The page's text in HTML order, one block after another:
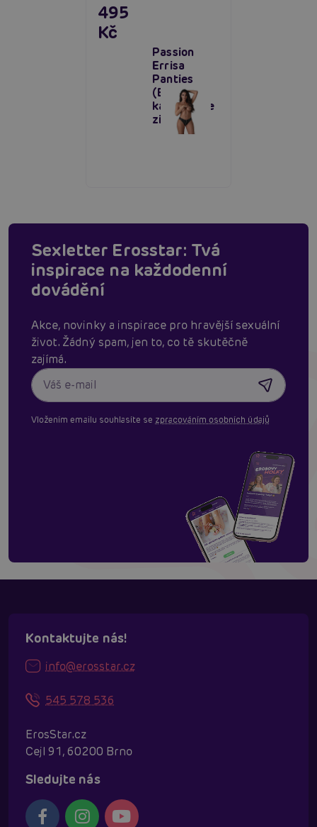
Passion
Errisa
Panties
(Black),
kalhotky se
zipem
495
Kč
Sexletter Erosstar: Tvá
inspirace na každodenní
dovádění
Akce, novinky a inspirace pro hravější sexuální
život. Žádný spam, jen to, co tě skutěčně
zajímá.
Vložením emailu souhlasíte se zpracováním osobních údajů
Kontaktujte nás!
info@erosstar.cz
545 578 536
ErosStar.cz
Cejl 91, 60200 Brno
Sledujte nás